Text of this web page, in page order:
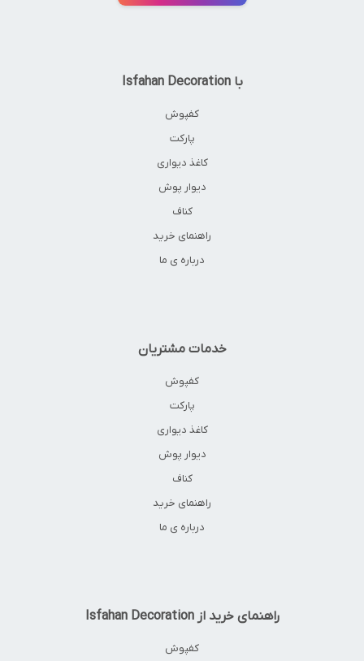
با Isfahan Decoration
کفپوش
پارکت
کاغذ دیواری
دیوار پوش
کناف
راهنمای خرید
درباره ی ما
خدمات مشتریان
کفپوش
پارکت
کاغذ دیواری
دیوار پوش
کناف
راهنمای خرید
درباره ی ما
راهنمای خرید از Isfahan Decoration
کفپوش